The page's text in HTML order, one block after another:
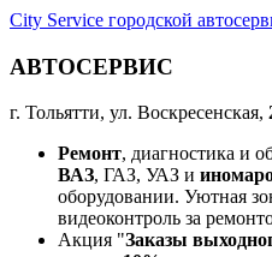
City Service городской
АВТОСЕРВИС
г. Тольятти, ул. Воскресенская,
Ремонт, диагностика и
ВАЗ, ГАЗ, УАЗ и
оборудовании. Уютная
видеоконтроль за
Акция "Заказы